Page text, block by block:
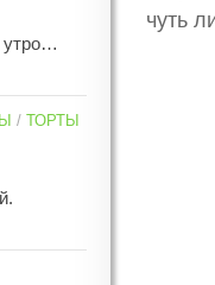
чуть
утро…
/ ТОРТЫ